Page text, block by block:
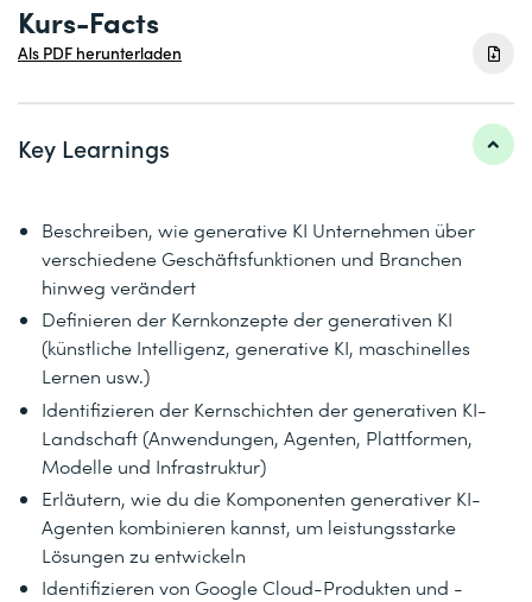
Kurs-Facts
Als PDF herunterladen
Key Learnings
Beschreiben, wie generative KI Unternehmen über
verschiedene Geschäftsfunktionen und Branchen
hinweg verändert
Definieren der Kernkonzepte der generativen KI
(künstliche Intelligenz, generative KI, maschinelles
Lernen usw.)
Identifizieren der Kernschichten der generativen KI-
Landschaft (Anwendungen, Agenten, Plattformen,
Modelle und Infrastruktur)
Erläutern, wie du die Komponenten generativer KI-
Agenten kombinieren kannst, um leistungsstarke
Lösungen zu entwickeln
Identifizieren von Google Cloud-Produkten und -